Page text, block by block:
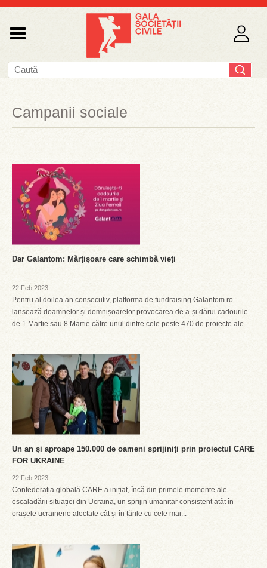
Campanii sociale
Dar Galantom: Mărțișoare care schimbă vieți
22 Feb 2023
Pentru al doilea an consecutiv, platforma de fundraising Galantom.ro
lansează doamnelor și domnișoarelor provocarea de a-și dărui cadourile
de 1 Martie sau 8 Martie către unul dintre cele peste 470 de proiecte ale...
Un an și aproape 150.000 de oameni sprijiniți prin proiectul CARE
FOR UKRAINE
22 Feb 2023
Confederația globală CARE a inițiat, încă din primele momente ale
escaladării situației din Ucraina, un sprijin umanitar consistent atât în
orașele ucrainene afectate cât și în țările cu cele mai...